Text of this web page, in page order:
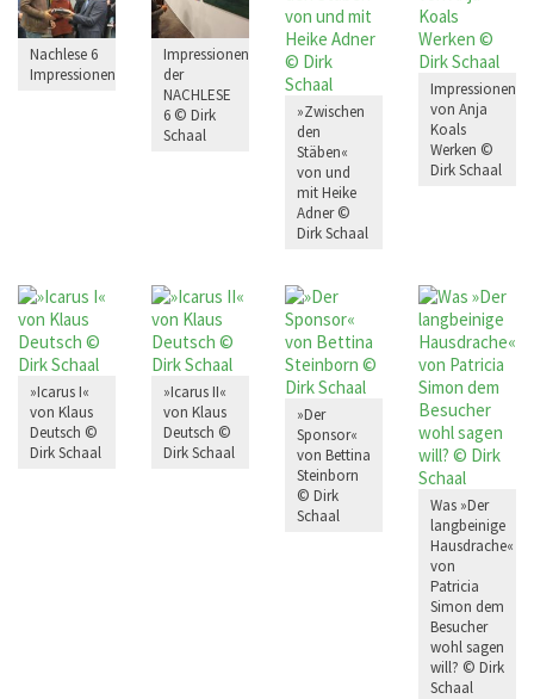
Nachlese 6
Impressionen
Impressionen
der
NACHLESE
6 © Dirk
Schaal
»Zwischen
den
Stäben«
von und
mit Heike
Adner ©
Dirk Schaal
Impressionen
von Anja
Koals
Werken ©
Dirk Schaal
»Icarus I«
von Klaus
Deutsch ©
Dirk Schaal
»Icarus II«
von Klaus
Deutsch ©
Dirk Schaal
»Der
Sponsor«
von Bettina
Steinborn
© Dirk
Schaal
Was »Der
langbeinige
Hausdrache«
von
Patricia
Simon dem
Besucher
wohl sagen
will? © Dirk
Schaal